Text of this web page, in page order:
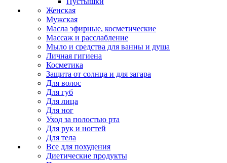
Женская
Мужская
Масла эфирные, косметические
Массаж и расслабление
Мыло и средства для ванны и душа
Личная гигиена
Косметика
Защита от солнца и для загара
Для волос
Для губ
Для лица
Для ног
Уход за полостью рта
Для рук и ногтей
Для тела
Все для похудения
Диетические продукты